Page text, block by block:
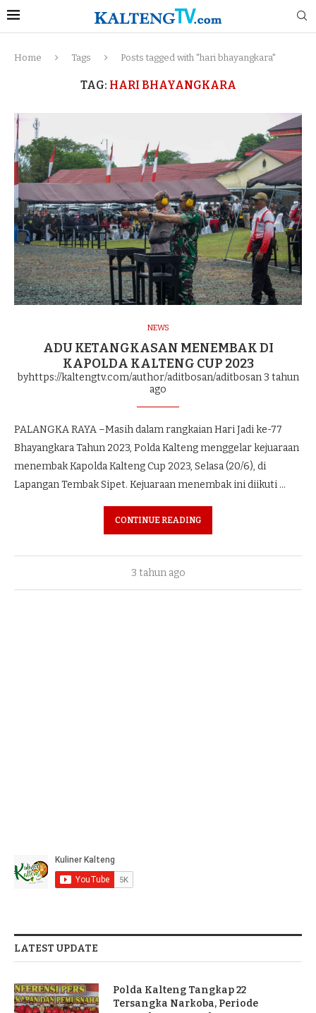
Home Tags Posts tagged with "hari bhayangkara"
TAG: HARI BHAYANGKARA
NEWS
ADU KETANGKASAN MENEMBAK DI
KAPOLDA KALTENG CUP 2023
byhttps://kaltengtv.com/author/aditbosan/aditbosan3 tahun
ago
PALANGKA RAYA –Masih dalam rangkaian Hari Jadi ke-77
Bhayangkara Tahun 2023, Polda Kalteng menggelar kejuaraan
menembak Kapolda Kalteng Cup 2023, Selasa (20/6), di
Lapangan Tembak Sipet. Kejuaraan menembak ini diikuti …
CONTINUE READING
3 tahun ago
LATEST UPDATE
Polda Kalteng Tangkap 22
Tersangka Narkoba, Periode